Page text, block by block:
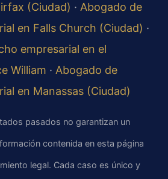
(Ciudad) · Abogado de
en Falls Church (Ciudad) ·
empresarial en el
William · Abogado de
en Manassas (Ciudad)
pasados no garantizan un
contenida en esta página
legal. Cada caso es único y